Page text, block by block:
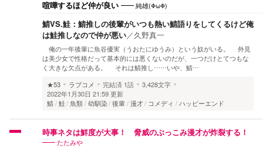
喧嘩するほど仲が良い 純雄(ΦωΦ)
鯖VS.鮭：鯖推しの後輩がいつも熱い鯖語りをしてくるけど俺
は鮭推しなので仲が悪い／久野真一
俺の一年後輩に魚谷優実（うおたにゆうみ）という奴がいる。 外見
は美少女で性格だって基本的には悪くないのだが、一つだけとてつもな
く大きな欠点がある。 それは鯖推し……いや、鯖…
★53
ラブコメ 完結済 1話
3,428文字
2022年1月30日 21:59 更新
鯖 鮭 魚類 幼馴染 後輩 漫才 コメディ ハッピーエンド
時事ネタは鮮度が大事！ 脅威のぶっこみ漫才が炸裂する！
たたみや